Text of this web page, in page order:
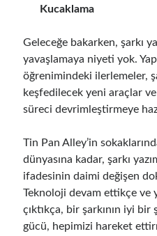
Kucaklama
Geleceğe bakarken, şarkı
yavaşlamaya niyeti yok.
öğrenimindeki ilerlemeler,
keşfedilecek yeni araçlar
süreci devrimleştirmeye
Tin Pan Alley’in
dünyasına kadar, şarkı
ifadesinin daimi değişen
Teknoloji devam ettikçe ve
çıktıkça, bir şarkının iyi bir
gücü, hepimizi hareket